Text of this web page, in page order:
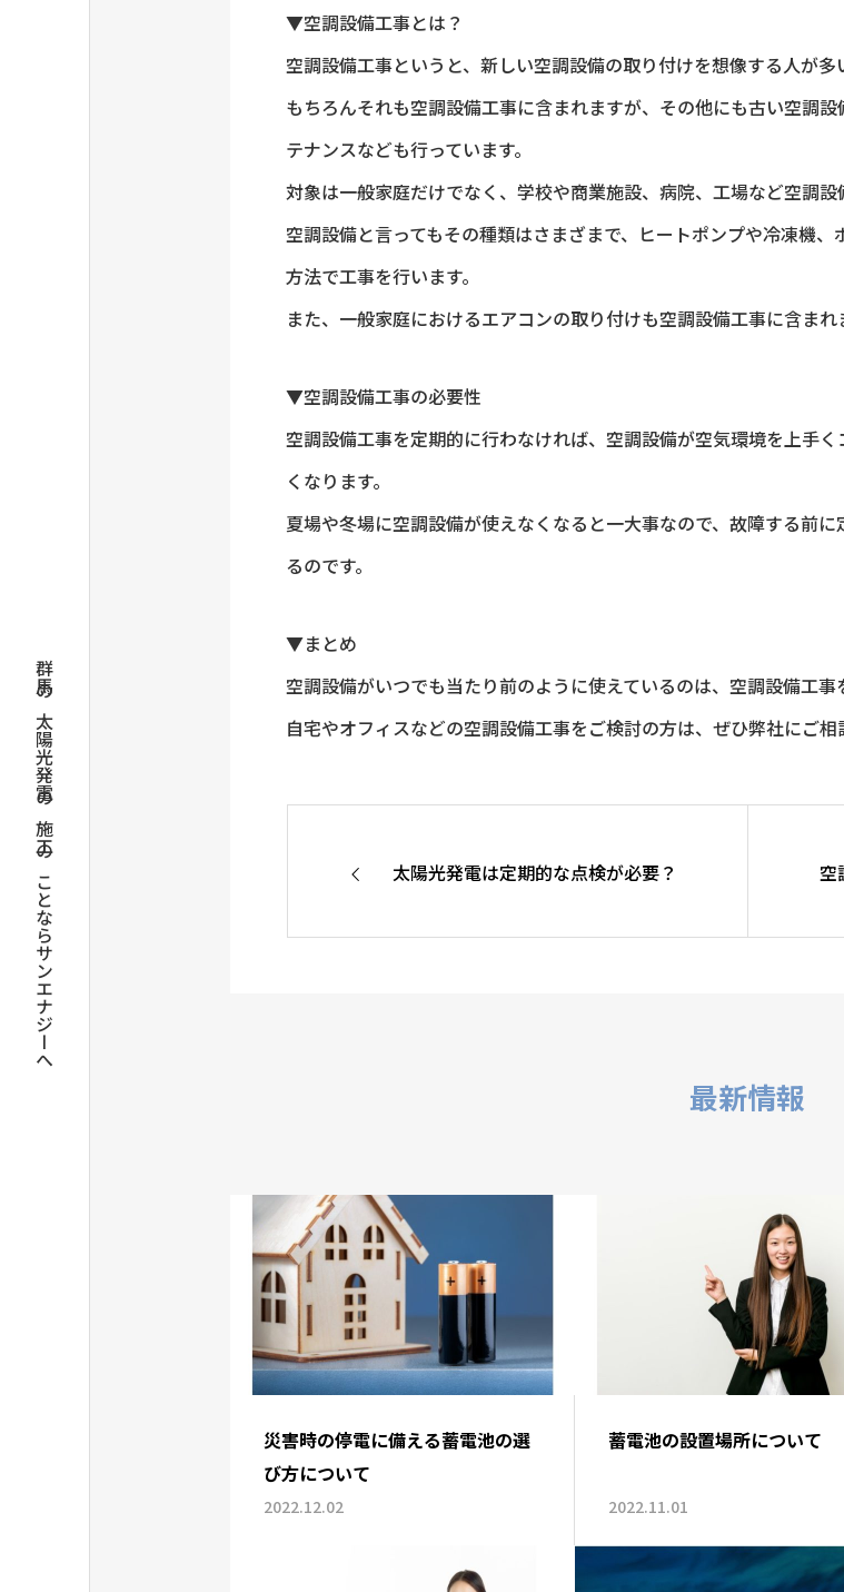
群馬の太陽光発電の施工のことならサンエナジーへ
▼空調設備工事とは？
空調設備工事というと、新しい空調設備の取り付けを想像する人が多
もちろんそれも空調設備工事に含まれますが、その他にも古い空調
テナンスなども行っています。
対象は一般家庭だけでなく、学校や商業施設、病院、工場など空調設
空調設備と言ってもその種類はさまざまで、ヒートポンプや冷凍機
方法で工事を行います。
また、一般家庭におけるエアコンの取り付けも空調設備工事に含まれ
▼空調設備工事の必要性
空調設備工事を定期的に行わなければ、空調設備が空気環境を上手
くなります。
夏場や冬場に空調設備が使えなくなると一大事なので、故障する前
るのです。
▼まとめ
空調設備がいつでも当たり前のように使えているのは、空調設備工事
自宅やオフィスなどの空調設備工事をご検討の方は、ぜひ弊社にご相
太陽光発電は定期的な点検が必要？ 空
最新情報
災害時の停電に備える蓄電池の選
び方について
2022.12.02
蓄電池の設置場所について
2022.11.01